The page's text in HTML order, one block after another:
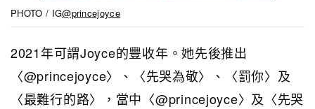
PHOTO / IG@princejoyce
2021年可謂Joyce的豐收年。她先後推出
〈@princejoyce〉、〈先哭為敬〉、〈罰你〉及
〈最難行的路〉，當中〈@princejoyce〉及〈先哭